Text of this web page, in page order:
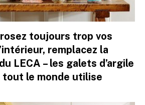
toujours trop vos
remplacez la
LECA – les galets d’argile
tout le monde utilise